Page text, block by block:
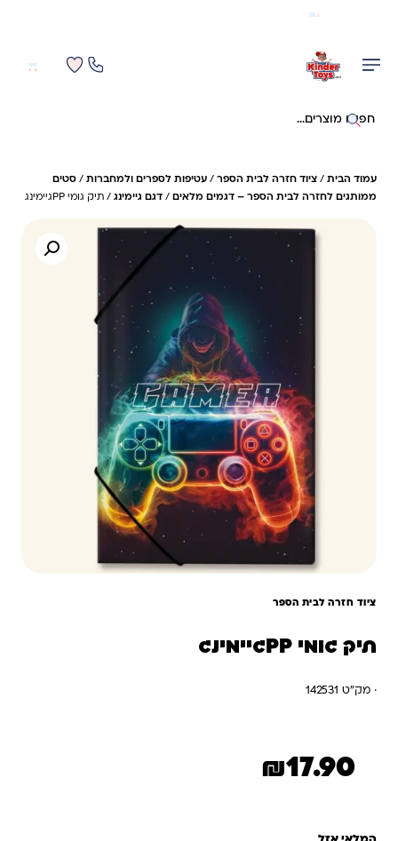
חיפוש באתר
עמוד הבית / ציוד חזרה לבית הספר / עטיפות לספרים ולמחברות / סטים
ממותגים לחזרה לבית הספר – דגמים מלאים / דגם גיימינג / תיק גומי PPגיימינג
ציוד חזרה לבית הספר
תיק גומי PPגיימינג
· מק"ט 142531
₪17.90